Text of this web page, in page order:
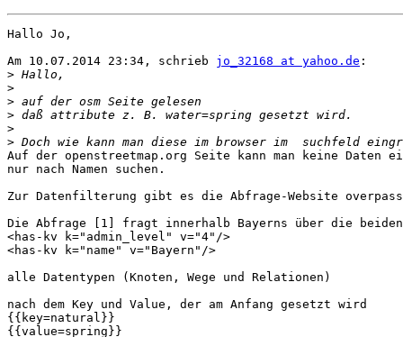
Hallo Jo,
Am 10.07.2014 23:34, schrieb jo_32168 at yahoo.de :
>
>
>
>
>
>
Auf der openstreetmap.org Seite kann man keine Daten
nur nach Namen suchen.
Zur Datenfilterung gibt es die Abfrage-Website
Die Abfrage [1] fragt innerhalb Bayerns über die
<has-kv k="admin_level" v="4"/>
<has-kv k="name" v="Bayern"/>
alle Datentypen (Knoten, Wege und Relationen)
nach dem Key und Value, der am Anfang gesetzt wird
{{key=natural}}
{{value=spring}}